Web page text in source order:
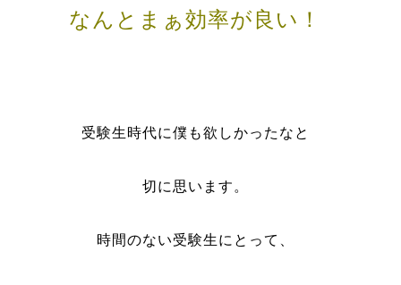
なんとまぁ効率が良い！
受験生時代に僕も欲しかったなと
切に思います。
時間のない受験生にとって、